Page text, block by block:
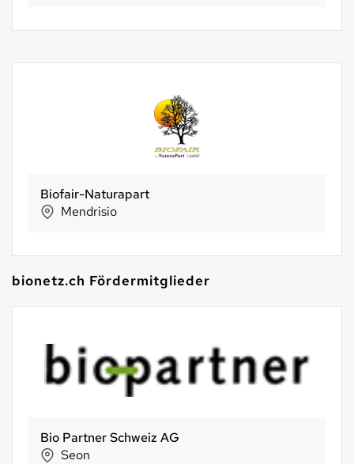
Biofair-Naturapart
Mendrisio
bionetz.ch Fördermitglieder
Bio Partner Schweiz AG
Seon